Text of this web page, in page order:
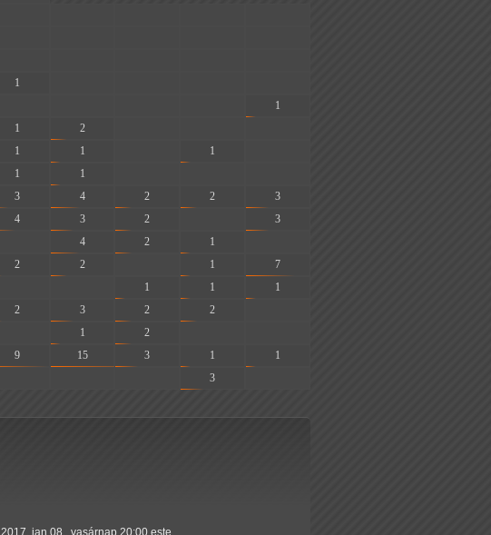
1
1
1 2
1 1 1
1 1
3 4 2 2
3
4 3 2
3
4 2 1
2 2 1
7
1 1
1
2 3 2 2
1 2
9 15 3 1
1
3